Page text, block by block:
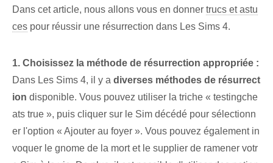
Dans cet article, nous allons vous en donner trucs et astu
ces pour réussir une résurrection dans Les Sims 4.
1. Choisissez la méthode de résurrection appropriée :
Dans Les Sims 4, il y a diverses méthodes de résurrect
ion disponible. Vous pouvez utiliser la triche « testingche
ats true », puis cliquer sur le Sim décédé pour sélectionn
er l'option « Ajouter au foyer ». Vous pouvez également in
voquer le gnome de la mort et le supplier de ramener votr